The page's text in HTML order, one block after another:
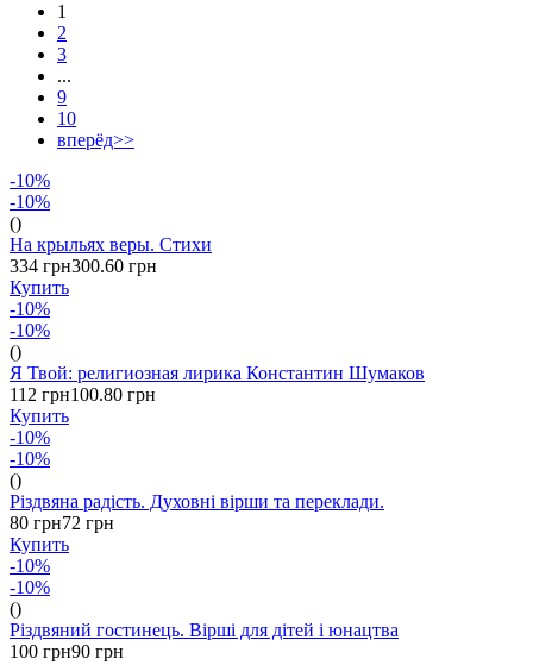
1
2
3
...
9
10
вперёд>>
-10%
-10%
()
На крыльях веры. Стихи
334 грн300.60 грн
Купить
-10%
-10%
()
Я Твой: религиозная лирика Константин Шумаков
112 грн100.80 грн
Купить
-10%
-10%
()
Різдвяна радість. Духовні вірши та переклади.
80 грн72 грн
Купить
-10%
-10%
()
Різдвяний гостинець. Вірші для дітей і юнацтва
100 грн90 грн